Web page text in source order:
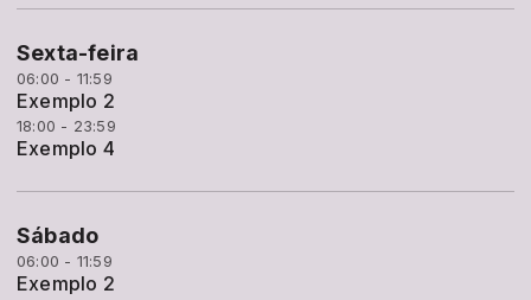
Sexta-feira
06:00 - 11:59
Exemplo 2
18:00 - 23:59
Exemplo 4
Sábado
06:00 - 11:59
Exemplo 2